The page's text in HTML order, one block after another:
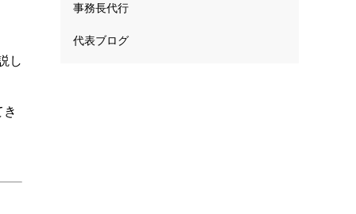
し
事務長代行
代表ブログ